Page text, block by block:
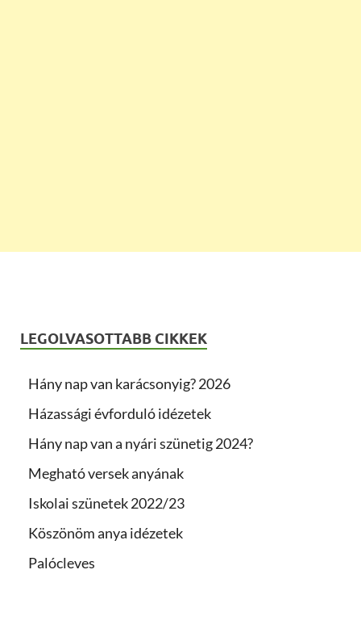
LEGOLVASOTTABB CIKKEK
Hány nap van karácsonyig? 2026
Házassági évforduló idézetek
Hány nap van a nyári szünetig 2024?
Megható versek anyának
Iskolai szünetek 2022/23
Köszönöm anya idézetek
Palócleves